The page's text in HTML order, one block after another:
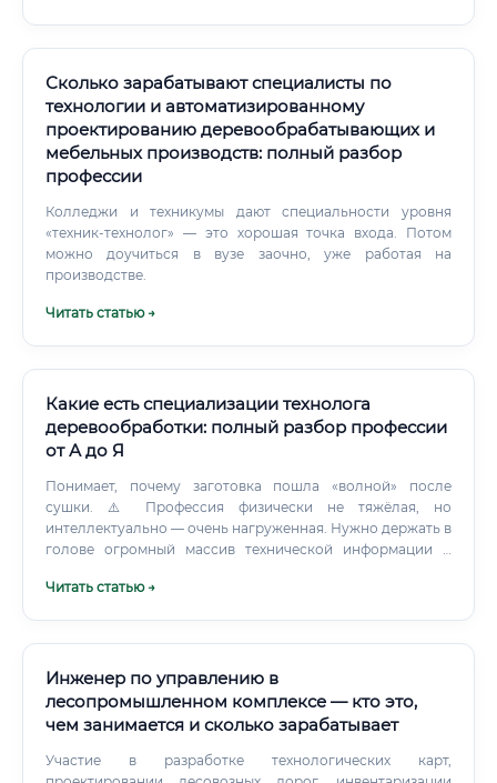
Сколько зарабатывают специалисты по
технологии и автоматизированному
проектированию деревообрабатывающих и
мебельных производств: полный разбор
профессии
Колледжи и техникумы дают специальности уровня
«техник-технолог» — это хорошая точка входа. Потом
можно доучиться в вузе заочно, уже работая на
производстве.
Читать статью →
Какие есть специализации технолога
деревообработки: полный разбор профессии
от А до Я
Понимает, почему заготовка пошла «волной» после
сушки. ⚠️ Профессия физически не тяжёлая, но
интеллектуально — очень нагруженная. Нужно держать в
голове огромный массив технической информации и
нештатные ситуации.
Читать статью →
Инженер по управлению в
лесопромышленном комплексе — кто это,
чем занимается и сколько зарабатывает
Участие в разработке технологических карт,